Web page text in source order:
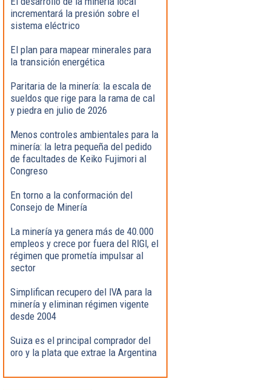
incrementará la presión sobre el
sistema eléctrico
El plan para mapear minerales para
la transición energética
Paritaria de la minería: la escala de
sueldos que rige para la rama de cal
y piedra en julio de 2026
Menos controles ambientales para la
minería: la letra pequeña del pedido
de facultades de Keiko Fujimori al
Congreso
En torno a la conformación del
Consejo de Minería
La minería ya genera más de 40.000
empleos y crece por fuera del RIGI, el
régimen que prometía impulsar al
sector
Simplifican recupero del IVA para la
minería y eliminan régimen vigente
desde 2004
Suiza es el principal comprador del
oro y la plata que extrae la Argentina